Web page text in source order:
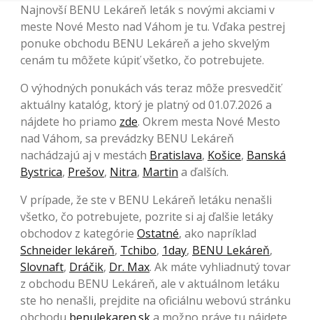
Najnovší BENU Lekáreň leták s novými akciami v
meste Nové Mesto nad Váhom je tu. Vďaka pestrej
ponuke obchodu BENU Lekáreň a jeho skvelým
cenám tu môžete kúpiť všetko, čo potrebujete.
O výhodných ponukách vás teraz môže presvedčiť
aktuálny katalóg, ktorý je platný od 01.07.2026 a
nájdete ho priamo zde. Okrem mesta Nové Mesto
nad Váhom, sa prevádzky BENU Lekáreň
nachádzajú aj v mestách Bratislava, Košice, Banská
Bystrica, Prešov, Nitra, Martin a ďalších.
V prípade, že ste v BENU Lekáreň letáku nenašli
všetko, čo potrebujete, pozrite si aj ďalšie letáky
obchodov z kategórie Ostatné, ako napríklad
Schneider lekáreň, Tchibo, 1day, BENU Lekáreň,
Slovnaft, Dráčik, Dr. Max. Ak máte vyhliadnutý tovar
z obchodu BENU Lekáreň, ale v aktuálnom letáku
ste ho nenašli, prejdite na oficiálnu webovú stránku